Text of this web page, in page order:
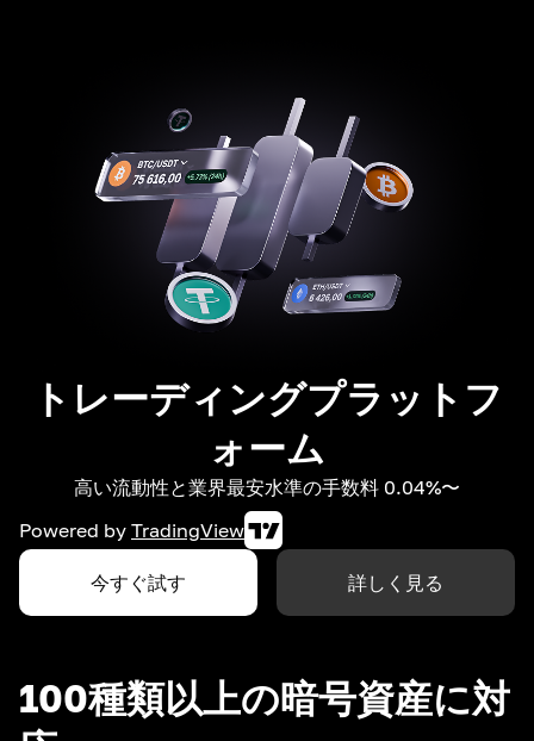
トレーディングプラットフ
ォーム
高い流動性と業界最安水準の手数料 0.04%〜
Powered by TradingView
今すぐ試す 詳しく見る
100種類以上の暗号資産に対